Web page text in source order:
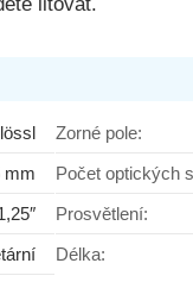
mm
Zorné pole:
Počet optických
Prosvětlení:
Délka: